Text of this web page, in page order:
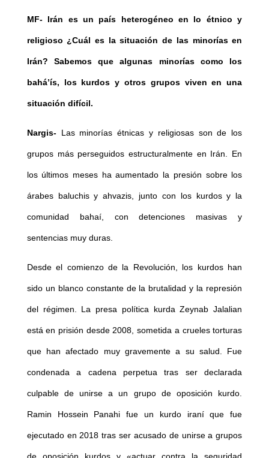
MF-Irán es un país heterogéneo en lo étnico y
religioso ¿Cuál es la situación de las minorías en
Irán? Sabemos que algunas minorías como los
bahá’ís, los kurdos y otros grupos viven en una
situación difícil.
Nargis-Las minorías étnicas y religiosas son de los
grupos más perseguidos estructuralmente en Irán. En
los últimos meses ha aumentado la presión sobre los
árabes baluchis y ahvazis, junto con los kurdos y la
comunidad bahaí, con detenciones masivas y
sentencias muy duras.
Desde el comienzo de la Revolución, los kurdos han
sido un blanco constante de la brutalidad y la represión
del régimen. La presa política kurda Zeynab Jalalian
está en prisión desde 2008, sometida a crueles torturas
que han afectado muy gravemente a su salud. Fue
condenada a cadena perpetua tras ser declarada
culpable de unirse a un grupo de oposición kurdo.
Ramin Hossein Panahi fue un kurdo iraní que fue
ejecutado en 2018 tras ser acusado de unirse a grupos